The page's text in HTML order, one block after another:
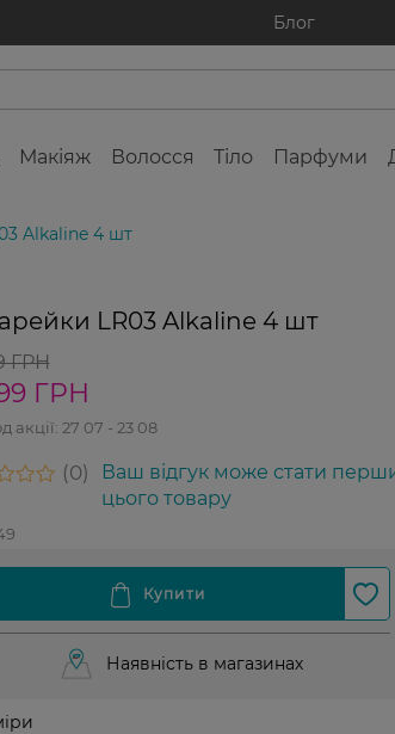
Блог
Макіяж Волосся Тіло Парфуми
Alkaline 4 шт
LR03 Alkaline 4 шт
ГРН
ГРН
акції: 27 07 - 23 08
0
Ваш відгук може стати
цього товару
Наявність в магазинах